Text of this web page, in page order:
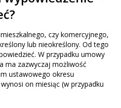
czy komercyjnego,
lub nieokreślony. Od tego
W przypadku umowy
ma zazwyczaj możliwość
ustawowego okresu
on miesiąc (w przypadku